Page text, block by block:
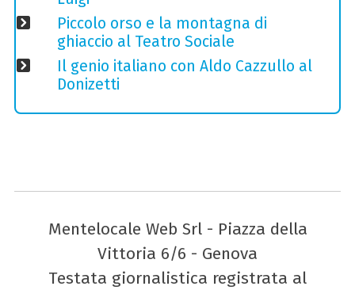
Piccolo orso e la montagna di
ghiaccio al Teatro Sociale
Il genio italiano con Aldo Cazzullo al
Donizetti
Mentelocale Web Srl - Piazza della
Vittoria 6/6 - Genova
Testata giornalistica registrata al